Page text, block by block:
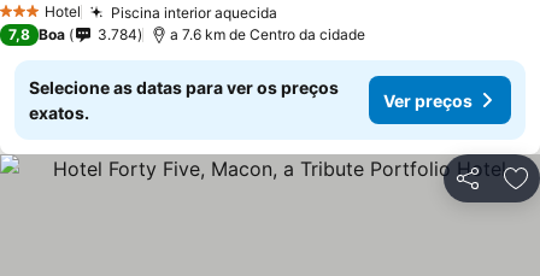
3 EstrelasHotel Piscina interior aquecida
7,8 Boa 3.784 a 7.6 km de Centro da cidade
Selecione as datas para ver os preços
exatos.
Ver preços
Partilhar